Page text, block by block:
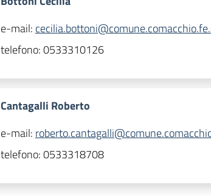
e-mail:
telefono:0533310126
Cantagalli Roberto
e-mail:
telefono:0533318708